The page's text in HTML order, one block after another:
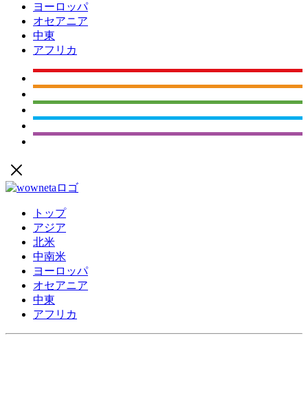
ヨーロッパ
オセアニア
中東
アフリカ
トップ
アジア
北米
中南米
ヨーロッパ
オセアニア
中東
アフリカ